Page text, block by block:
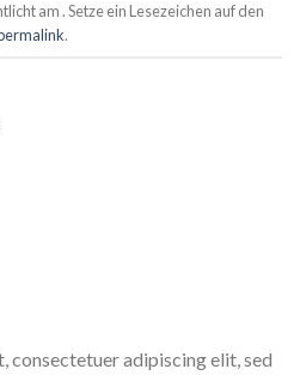
am . Setze ein Lesezeichen auf den
.
consectetuer adipiscing elit, sed